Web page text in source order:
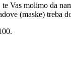
Vas molimo da
(maske) treba